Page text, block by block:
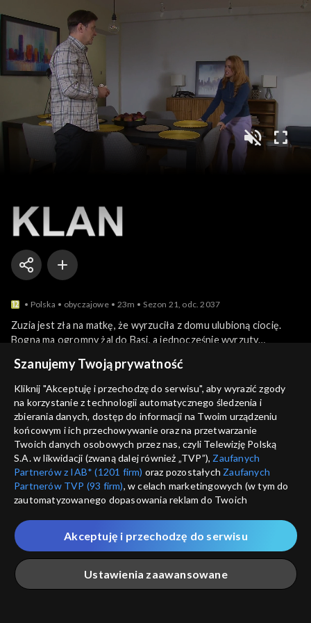
Polska obyczajowe 23m Sezon 21, odc. 2037
Zuzia jest zła na matkę, że wyrzuciła z domu ulubioną ciocię.
Bogna ma ogromny żal do Basi, a jednocześnie wyrzuty
Jak sobie poradzi z tym problemem? Czy znów sięgnie do
kieliszka?
Ciocia Stasia opowiada Kamili historię miłości swego. Kamila
jest zachwycona jej opowieścią. Tymczasem Surmaczowa
znajduje biustonosz Kamili w plecaku Błażeja
i daje mu wykład na temat męskiej odpowiedzialności.
więcej
Sezony i odcinki
Wybierz
4701–4800
4601–4700
4501–4600
4401–4500
Rekomendowane dla Ciebie
Szanujemy Twoją prywatność
Kliknij "Akceptuję i przechodzę do serwisu", aby wyrazić zgody
na korzystanie z technologii automatycznego śledzenia i
zbierania danych, dostęp do informacji na Twoim urządzeniu
końcowym i ich przechowywanie oraz na przetwarzanie
Twoich danych osobowych przez nas, czyli Telewizję Polską
S.A. w likwidacji (zwaną dalej również „TVP”), Zaufanych
Partnerów z IAB* (1201 firm) oraz pozostałych Zaufanych
Partnerów TVP (93 firm), w celach marketingowych (w tym do
zautomatyzowanego dopasowania reklam do Twoich
które wskazujemy poniżej, a także zgody na udostępnianie
przez nas identyfikatora PPID do Google.
Twoje dane osobowe zbierane podczas odwiedzania przez
Ciebie naszych
poszczególnych serwisówzwanych dalej
„Portalem”, w tym informacje zapisywane za pomocą
Ustawienia zaawansowane
Akceptuję i przechodzę do serwisu